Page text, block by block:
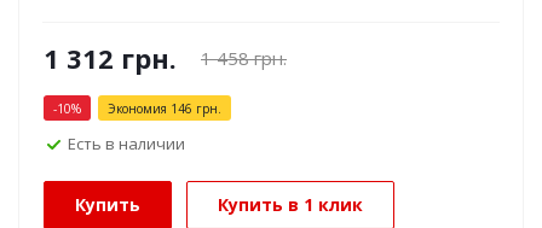
1 312 грн. 1 458грн.
-10% Экономия 146 грн.
Есть в наличии
Купить Купить в 1 клик